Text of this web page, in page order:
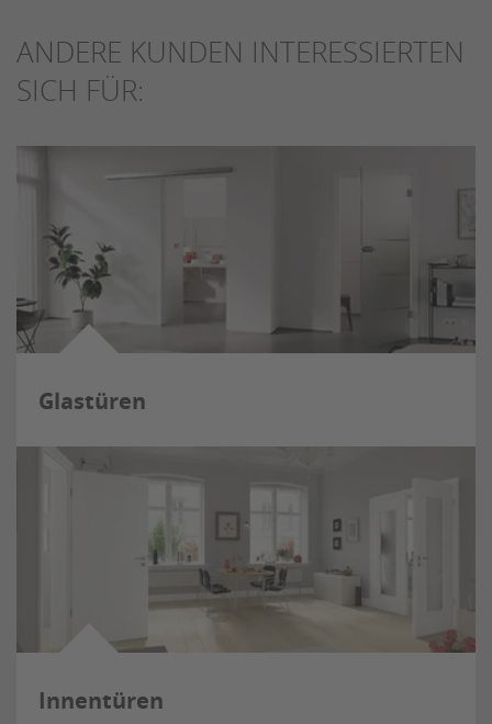
ANDERE KUNDEN INTERESSIERTEN
SICH FÜR:
Glastüren
Innentüren